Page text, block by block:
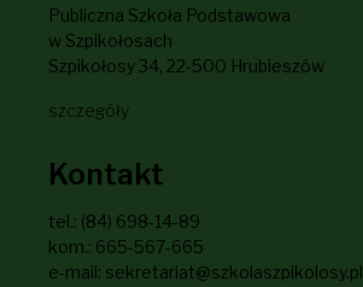
Publiczna Szkoła Podstawowa
w Szpikołosach
Szpikołosy 34, 22-500 Hrubieszów
szczegóły
Kontakt
tel.: (84) 698-14-89
kom.: 665-567-665
e-mail: sekretariat@szkolaszpikolosy.pl